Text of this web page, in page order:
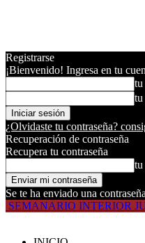
Registrarse
¡Bienvenido! Ingresa en tu
tu
tu
¿Olvidaste tu contraseña?
Recuperación de contraseña
Recupera tu contraseña
tu
Se te ha enviado una
SEMANARIO INTERIOR